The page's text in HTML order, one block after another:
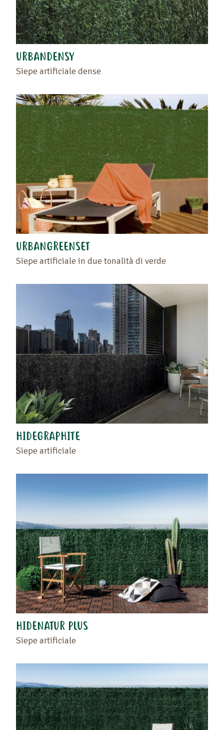
URBANDENSY
Siepe artificiale dense
URBANGREENSET
Siepe artificiale in due tonalità di verde
HIDEGRAPHITE
Siepe artificiale
HIDENATUR PLUS
Siepe artificiale